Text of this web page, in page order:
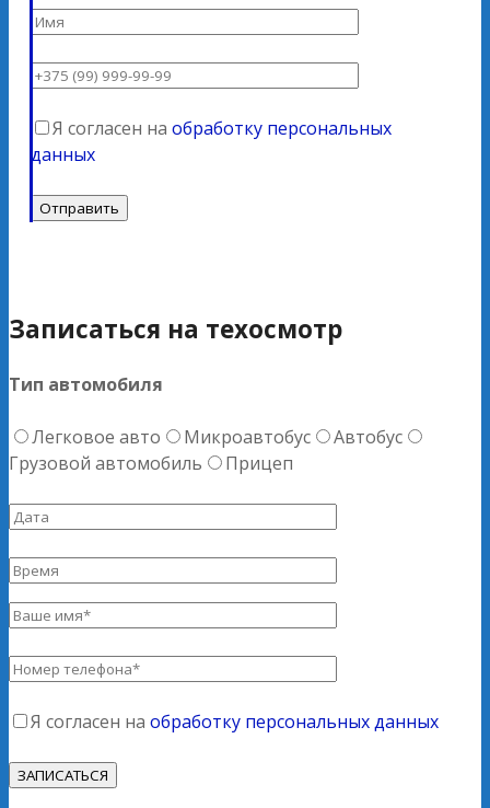
Я согласен на обработку персональных
данных
Записаться на техосмотр
Тип автомобиля
Легковое авто Микроавтобус
Автобус
Грузовой автомобиль
Прицеп
Я согласен на обработку персональных данных